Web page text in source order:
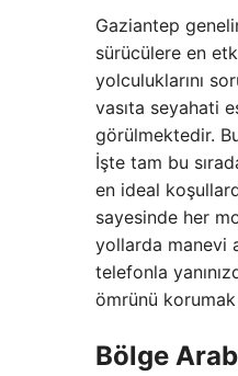
Gaziantep
sürücülere en
yolculuklarını
vasıta seyahati
görülmektedir.
İşte tam bu
en ideal
sayesinde her
yollarda manevi
telefonla
ömrünü
Bölge